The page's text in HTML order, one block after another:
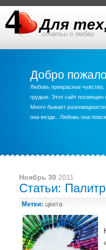
Для
статьи о любви
Добро
Любовь прекрасное
грудью. Этот сайт
Много бывает
она везде...Любовь она
Ноябрь 30 2011
Статьи:
Метки: цвета